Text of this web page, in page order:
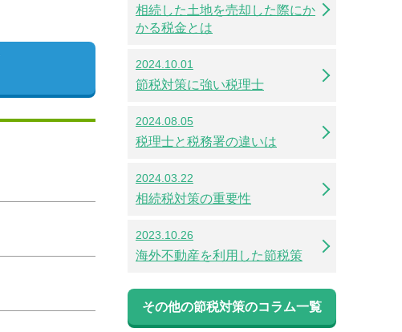
相続した土地を売却した際にか
かる税金とは
2024.10.01
節税対策に強い税理士
2024.08.05
税理士と税務署の違いは
2024.03.22
相続税対策の重要性
2023.10.26
海外不動産を利用した節税策
その他の節税対策のコラム一覧